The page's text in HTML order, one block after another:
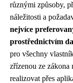
různými způsoby,
náležitosti a
nejvíce
prostřednictvím
pro všechny
zřízenou ze
realizovat přes